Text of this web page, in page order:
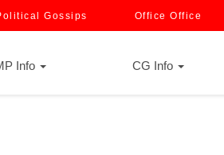
Gossips Office Office
Info CG Info